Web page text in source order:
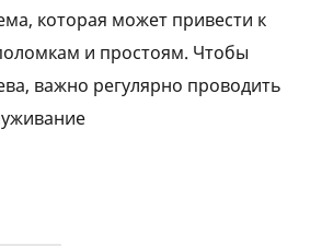
которая может привести к
и простоям. Чтобы
важно регулярно проводить